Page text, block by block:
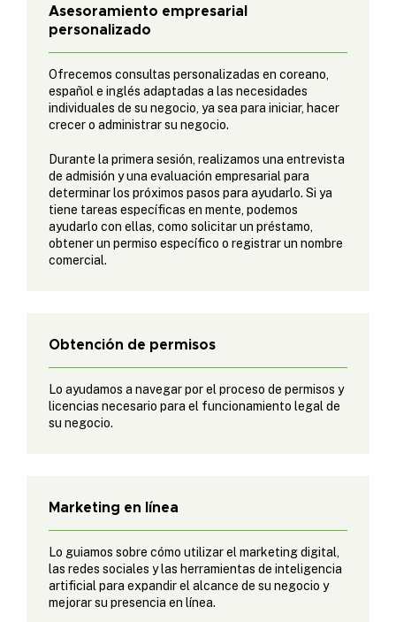
Asesoramiento empresarial
personalizado
Ofrecemos consultas personalizadas en coreano,
español e inglés adaptadas a las necesidades
individuales de su negocio, ya sea para iniciar, hacer
crecer o administrar su negocio.
Durante la primera sesión, realizamos una entrevista
de admisión y una evaluación empresarial para
determinar los próximos pasos para ayudarlo. Si ya
tiene tareas específicas en mente, podemos
ayudarlo con ellas, como solicitar un préstamo,
obtener un permiso específico o registrar un nombre
comercial.
Obtención de permisos
Lo ayudamos a navegar por el proceso de permisos y
licencias necesario para el funcionamiento legal de
su negocio.
Marketing en línea
Lo guiamos sobre cómo utilizar el marketing digital,
las redes sociales y las herramientas de inteligencia
artificial para expandir el alcance de su negocio y
mejorar su presencia en línea.